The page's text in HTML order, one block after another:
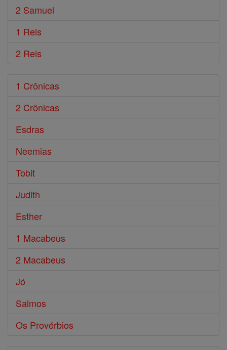
2 Samuel
1 Reis
2 Reis
1 Crônicas
2 Crônicas
Esdras
Neemias
Tobit
Judith
Esther
1 Macabeus
2 Macabeus
Jó
Salmos
Os Provérbios